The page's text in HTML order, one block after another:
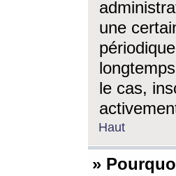
une
le cas,
Haut
»